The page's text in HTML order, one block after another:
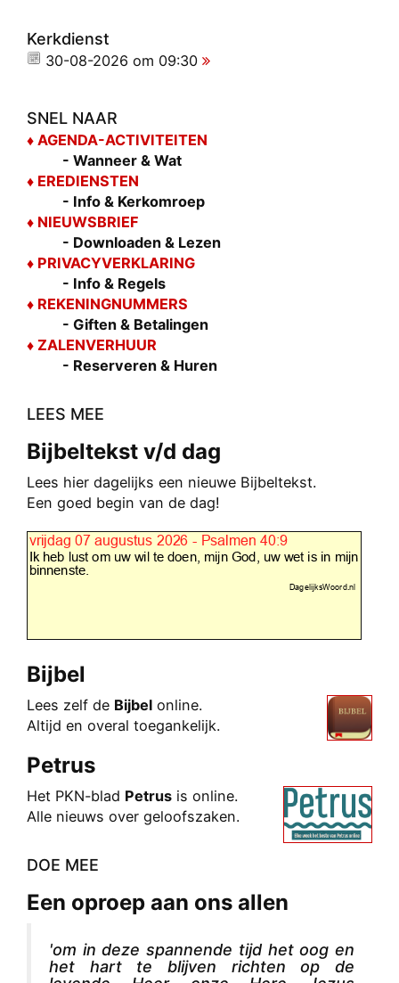
Kerkdienst
30-08-2026 om 09:30
SNEL NAAR
♦ AGENDA-ACTIVITEITEN
- Wanneer & Wat
♦ EREDIENSTEN
- Info & Kerkomroep
♦ NIEUWSBRIEF
- Downloaden & Lezen
♦ PRIVACYVERKLARING
- Info & Regels
♦ REKENINGNUMMERS
- Giften & Betalingen
♦ ZALENVERHUUR
- Reserveren & Huren
LEES MEE
Bijbeltekst v/d dag
Lees hier dagelijks een nieuwe Bijbeltekst.
Een goed begin van de dag!
Bijbel
Lees zelf de Bijbel online.
Altijd en overal toegankelijk.
Petrus
Het PKN-blad Petrus is online.
Alle nieuws over geloofszaken.
DOE MEE
Een oproep aan ons allen
'om in deze spannende tijd het oog en
het hart te blijven richten op de